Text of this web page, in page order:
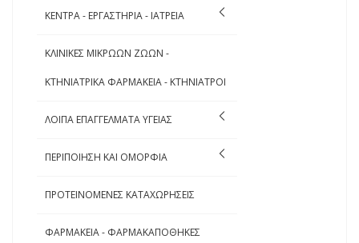
ΚΕΝΤΡΑ - ΕΡΓΑΣΤΗΡΙΑ - ΙΑΤΡΕΙΑ
ΚΛΙΝΙΚΕΣ ΜΙΚΡΩΩΝ ΖΩΩΝ -
ΚΤΗΝΙΑΤΡΙΚΑ ΦΑΡΜΑΚΕΙΑ - ΚΤΗΝΙΑΤΡΟΙ
ΛΟΙΠΑ ΕΠΑΓΓΕΛΜΑΤΑ ΥΓΕΙΑΣ
ΠΕΡΙΠΟΙΗΣΗ ΚΑΙ ΟΜΟΡΦΙΑ
ΠΡΟΤΕΙΝΟΜΕΝΕΣ ΚΑΤΑΧΩΡΗΣΕΙΣ
ΦΑΡΜΑΚΕΙΑ - ΦΑΡΜΑΚΑΠΟΘΗΚΕΣ